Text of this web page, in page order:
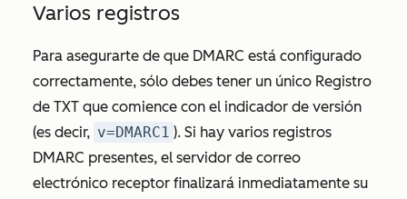
Varios registros
Para asegurarte de que DMARC está configurado
correctamente, sólo debes tener un único Registro
de TXT que comience con el indicador de versión
(es decir, v=DMARC1 ). Si hay varios registros
DMARC presentes, el servidor de correo
electrónico receptor finalizará inmediatamente su